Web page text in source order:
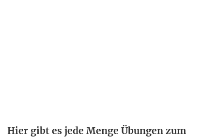
Hier gibt es jede Menge Übungen zum